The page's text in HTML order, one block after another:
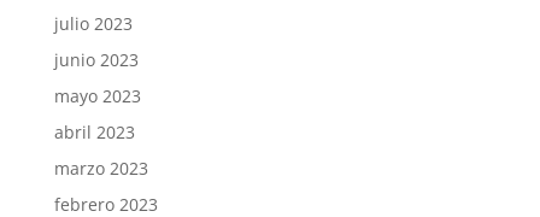
julio 2023
junio 2023
mayo 2023
abril 2023
marzo 2023
febrero 2023